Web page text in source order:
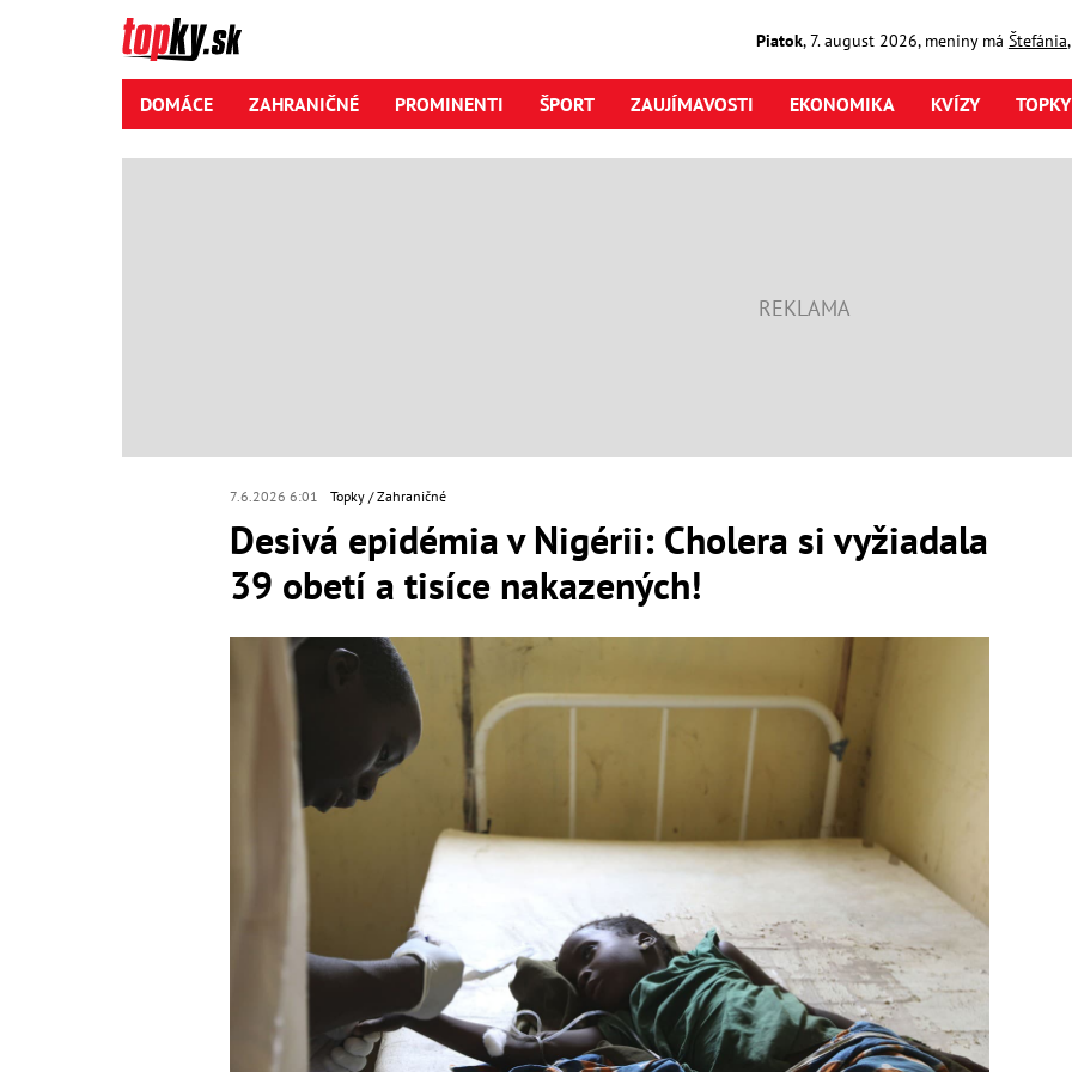
Piatok,7. august2026, meniny má Štefánia
DOMÁCE ZAHRANIČNÉ PROMINENTI ŠPORT ZAUJÍMAVOSTI EKONOMIKA KVÍZY
7.6.2026 6:01 Topky Zahraničné
Desivá epidémia v Nigérii: Cholera si vyžiadala
39 obetí a tisíce nakazených!